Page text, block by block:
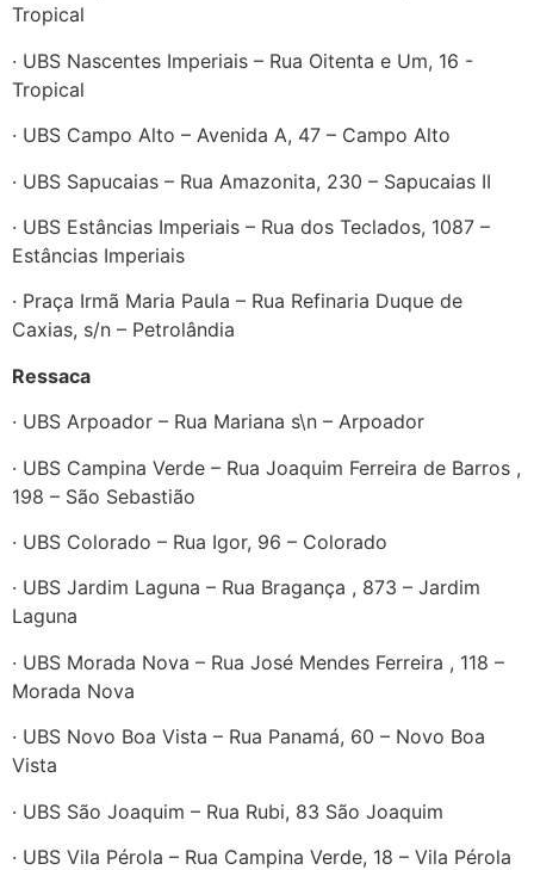
Tropical
· UBS Nascentes Imperiais – Rua Oitenta e Um, 16 -
Tropical
· UBS Campo Alto – Avenida A, 47 – Campo Alto
· UBS Sapucaias – Rua Amazonita, 230 – Sapucaias II
· UBS Estâncias Imperiais – Rua dos Teclados, 1087 –
Estâncias Imperiais
· Praça Irmã Maria Paula – Rua Refinaria Duque de
Caxias, s/n – Petrolândia
Ressaca
· UBS Arpoador – Rua Mariana s\n – Arpoador
· UBS Campina Verde – Rua Joaquim Ferreira de Barros ,
198 – São Sebastião
· UBS Colorado – Rua Igor, 96 – Colorado
· UBS Jardim Laguna – Rua Bragança , 873 – Jardim
Laguna
· UBS Morada Nova – Rua José Mendes Ferreira , 118 –
Morada Nova
· UBS Novo Boa Vista – Rua Panamá, 60 – Novo Boa
Vista
· UBS São Joaquim – Rua Rubi, 83 São Joaquim
· UBS Vila Pérola – Rua Campina Verde, 18 – Vila Pérola